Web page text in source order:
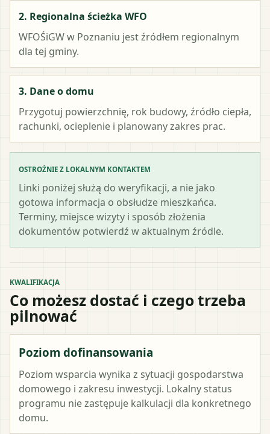
2. Regionalna ścieżka WFO
WFOŚiGW w Poznaniu jest źródłem regionalnym
dla tej gminy.
3. Dane o domu
Przygotuj powierzchnię, rok budowy, źródło ciepła,
rachunki, ocieplenie i planowany zakres prac.
OSTROŻNIE Z LOKALNYM KONTAKTEM
Linki poniżej służą do weryfikacji, a nie jako
gotowa informacja o obsłudze mieszkańca.
Terminy, miejsce wizyty i sposób złożenia
dokumentów potwierdź w aktualnym źródle.
KWALIFIKACJA
Co możesz dostać i czego trzeba
pilnować
Poziom dofinansowania
Poziom wsparcia wynika z sytuacji gospodarstwa
domowego i zakresu inwestycji. Lokalny status
programu nie zastępuje kalkulacji dla konkretnego
domu.